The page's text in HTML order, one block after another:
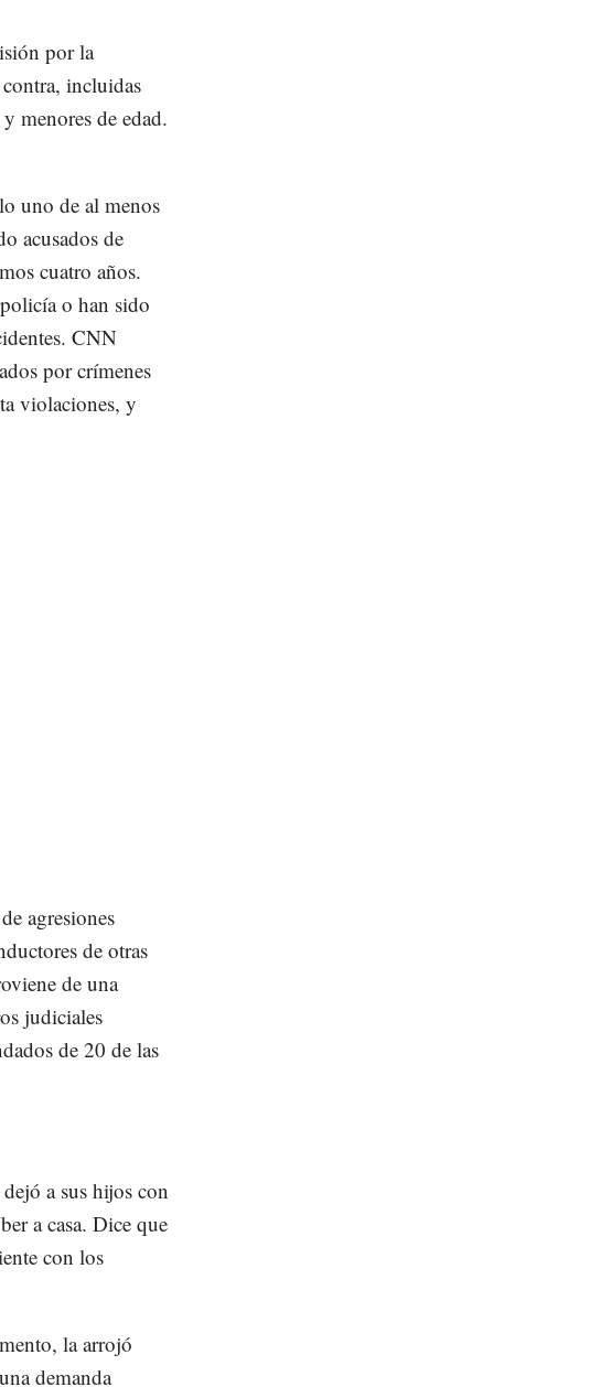
por la
incluidas
menores de edad.
uno de al menos
acusados de
cuatro años.
o han sido
CNN
por crímenes
violaciones, y
agresiones
de otras
de una
judiciales
de 20 de las
a sus hijos con
a casa. Dice que
con los
la arrojó
demanda